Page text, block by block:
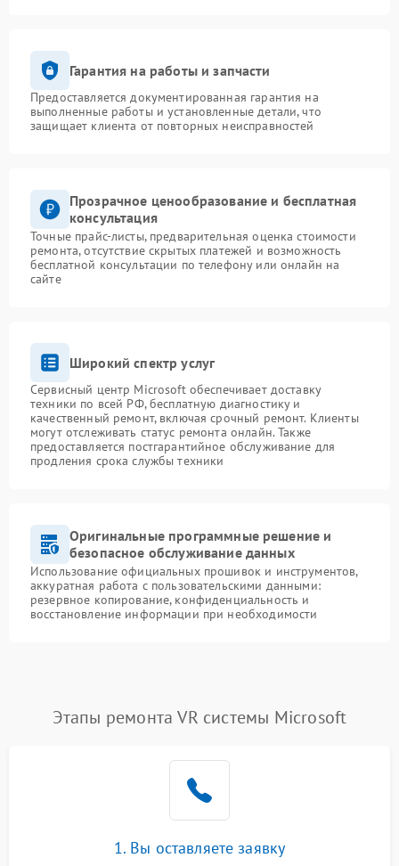
Гарантия на работы и запчасти
Предоставляется документированная гарантия на
выполненные работы и установленные детали, что
защищает клиента от повторных неисправностей
Прозрачное ценообразование и бесплатная
консультация
Точные прайс-листы, предварительная оценка стоимости
ремонта, отсутствие скрытых платежей и возможность
бесплатной консультации по телефону или онлайн на
сайте
Широкий спектр услуг
Сервисный центр Microsoft обеспечивает доставку
техники по всей РФ, бесплатную диагностику и
качественный ремонт, включая срочный ремонт. Клиенты
могут отслеживать статус ремонта онлайн. Также
предоставляется постгарантийное обслуживание для
продления срока службы техники
Оригинальные программные решение и
безопасное обслуживание данных
Использование официальных прошивок и инструментов,
аккуратная работа с пользовательскими данными:
резервное копирование, конфиденциальность и
восстановление информации при необходимости
Этапы ремонта VR системы Microsoft
1. Вы оставляете заявку